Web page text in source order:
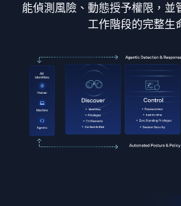
能偵測風險、動態授予權限，並
工作階段的完整生